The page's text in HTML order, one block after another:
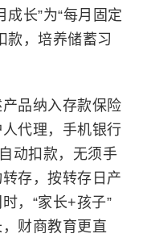
长”为“每月固定
款，培养储蓄习
品纳入存款保险
代理，手机银行
动扣款，无须手
存，按转存日产
，“家长+孩子”
财商教育更直